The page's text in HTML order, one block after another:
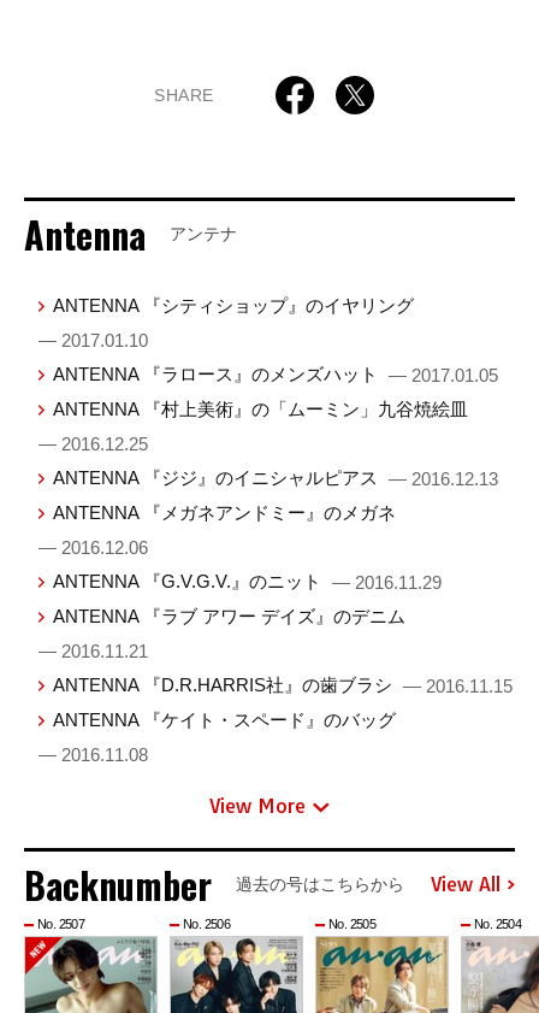
SHARE
Antenna アンテナ
ANTENNA 『シティショップ』のイヤリング
— 2017.01.10
ANTENNA 『ラロース』のメンズハット
— 2017.01.05
ANTENNA 『村上美術』の「ムーミン」九谷焼絵皿
— 2016.12.25
ANTENNA 『ジジ』のイニシャルピアス
— 2016.12.13
ANTENNA 『メガネアンドミー』のメガネ
— 2016.12.06
ANTENNA 『G.V.G.V.』のニット
— 2016.11.29
ANTENNA 『ラブ アワー デイズ』のデニム
— 2016.11.21
ANTENNA 『D.R.HARRIS社』の歯ブラシ — 2016.11.15
ANTENNA 『ケイト・スペード』のバッグ
— 2016.11.08
View More
Backnumber 過去の号はこちらから View All
No. 2507 No. 2506 No. 2505 No. 2504